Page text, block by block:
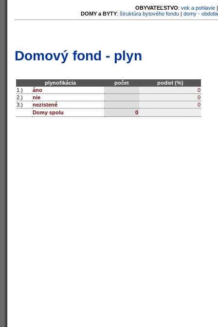
OBYVATEĽSTVO: vek a pohlavie
DOMY a BYTY: štruktúra bytového fondu| domy -
Domový fond - plyn
plynofikácia počet
podiel (%)
1.)
áno
0
2.)
nie
0
3.)
nezistené
0
Domy spolu
0